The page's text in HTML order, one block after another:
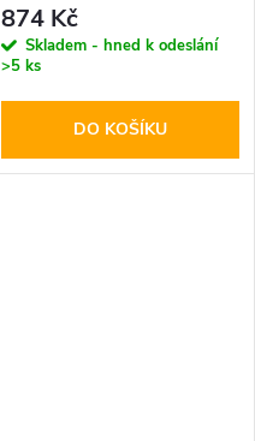
874 Kč
Skladem - hned k odeslání
>5 ks
DO KOŠÍKU